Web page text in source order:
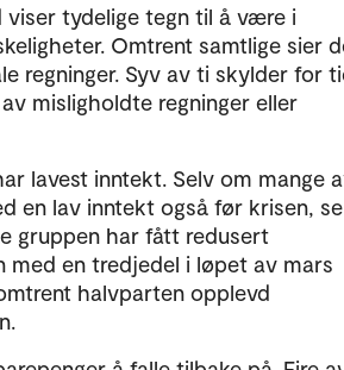
viser tydelige tegn til å være i
Omtrent samtlige sier
regninger. Syv av ti skylder for
misligholdte regninger eller
lavest inntekt. Selv om mange
en lav inntekt også før krisen,
gruppen har fått redusert
med en tredjedel i løpet av mars
halvparten opplevd